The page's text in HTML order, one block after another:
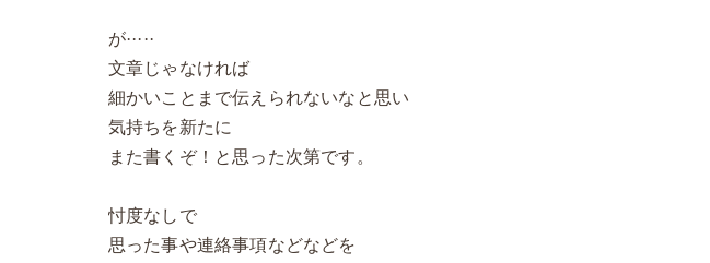
が·····
文章じゃなければ
細かいことまで伝えられないなと思い
気持ちを新たに
また書くぞ！と思った次第です。
忖度なしで
思った事や連絡事項などなどを